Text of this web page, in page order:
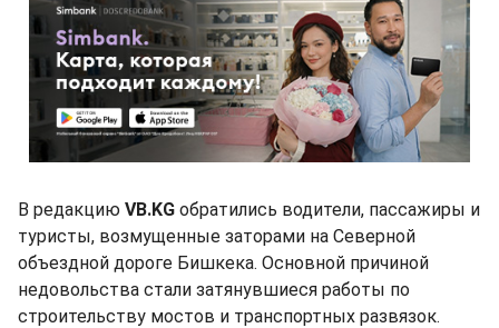
В редакцию VB.KG обратились водители, пассажиры и
туристы, возмущенные заторами на Северной
объездной дороге Бишкека. Основной причиной
недовольства стали затянувшиеся работы по
строительству мостов и транспортных развязок.